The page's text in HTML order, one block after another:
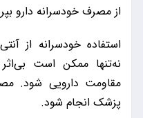
از مصرف خودسرانه دارو
استفاده خودسرانه از
نه‌تنها ممکن است
مقاومت دارویی شود.
پزشک انجام شود.